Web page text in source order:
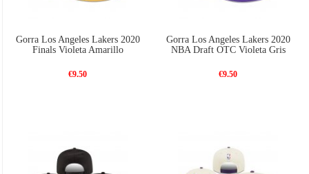
Gorra Los Angeles Lakers 2020
Finals Violeta Amarillo
€9.50
Gorra Los Angeles Lakers 2020
NBA Draft OTC Violeta Gris
€9.50